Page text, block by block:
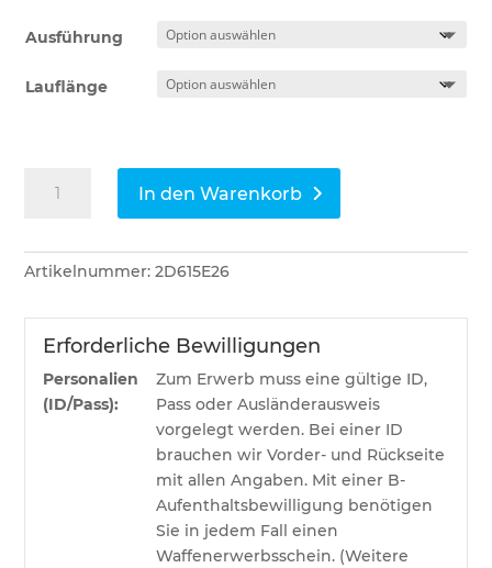
Ausführung
Lauflänge
Repetierbüchse
Ultimate
X
In den Warenkorb
Artikelnummer:2D615E26
Erforderliche Bewilligungen
Personalien
(ID/Pass):
Zum Erwerb muss eine gültige ID,
Pass oder Ausländerausweis
vorgelegt werden. Bei einer ID
brauchen wir Vorder- und Rückseite
mit allen Angaben. Mit einer B-
Aufenthaltsbewilligung benötigen
Sie in jedem Fall einen
Waffenerwerbsschein. (Weitere